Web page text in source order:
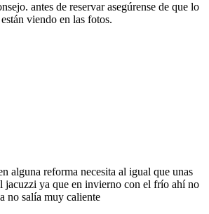
antes de reservar asegúrense de que lo
viendo en las fotos.
alguna reforma necesita al igual que unas
jacuzzi ya que en invierno con el frío ahí no
no salía muy caliente